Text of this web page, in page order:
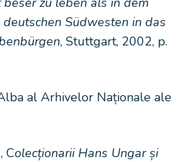
Südwesten in das
, Stuttgart, 2002, p.
al Arhivelor Naționale ale
Colecționarii Hans Ungar și